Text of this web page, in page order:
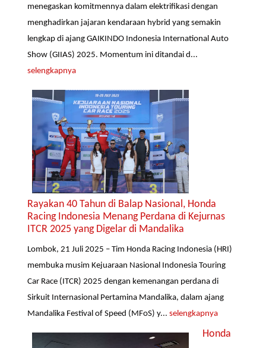
menegaskan komitmennya dalam elektrifikasi dengan
menghadirkan jajaran kendaraan hybrid yang semakin
lengkap di ajang GAIKINDO Indonesia International Auto
Show (GIIAS) 2025. Momentum ini ditandai d...
selengkapnya
Rayakan 40 Tahun di Balap Nasional, Honda
Racing Indonesia Menang Perdana di Kejurnas
ITCR 2025 yang Digelar di Mandalika
Lombok, 21 Juli 2025 – Tim Honda Racing Indonesia (HRI)
membuka musim Kejuaraan Nasional Indonesia Touring
Car Race (ITCR) 2025 dengan kemenangan perdana di
Sirkuit Internasional Pertamina Mandalika, dalam ajang
Mandalika Festival of Speed (MFoS) y...selengkapnya
Honda